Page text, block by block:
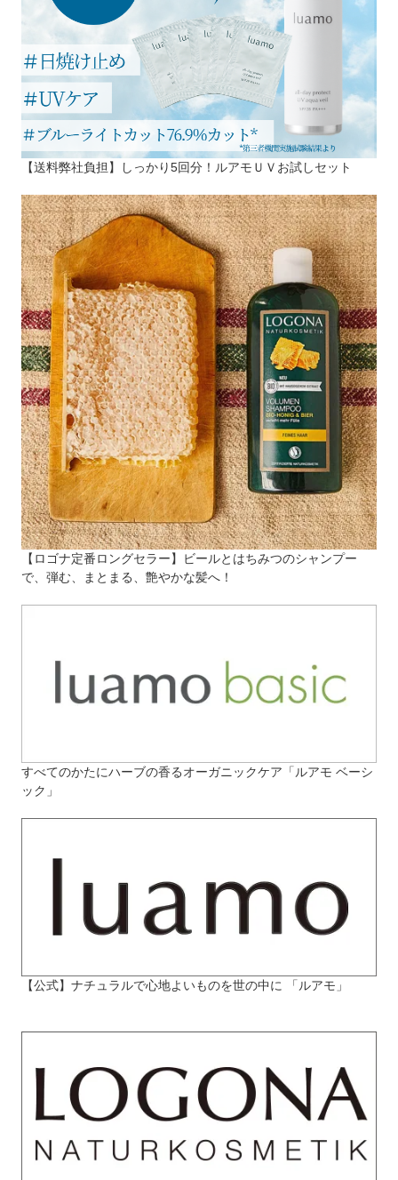
【送料弊社負担】しっかり5回分！ルアモＵＶお試しセット
【ロゴナ定番ロングセラー】ビールとはちみつのシャンプー
で、弾む、まとまる、艶やかな髪へ！
すべてのかたにハーブの香るオーガニックケア「ルアモ ベーシ
ック」
【公式】ナチュラルで心地よいものを世の中に 「ルアモ」